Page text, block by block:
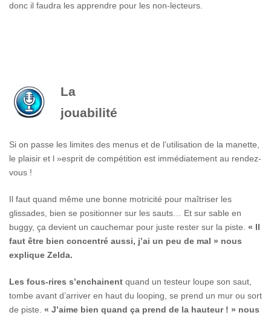
donc il faudra les apprendre pour les non-lecteurs.
La
jouabilité
Si on passe les limites des menus et de l’utilisation de la manette,
le plaisir et l »esprit de compétition est immédiatement au rendez-
vous !
Il faut quand même une bonne motricité pour maîtriser les
glissades, bien se positionner sur les sauts… Et sur sable en
buggy, ça devient un cauchemar pour juste rester sur la piste. « Il
faut être bien concentré aussi, j’ai un peu de mal » nous
explique Zelda.
Les fous-rires s’enchainent quand un testeur loupe son saut,
tombe avant d’arriver en haut du looping, se prend un mur ou sort
de piste. « J’aime bien quand ça prend de la hauteur ! » nous